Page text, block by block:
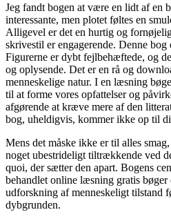
Jeg fandt bogen at være en lidt af en
interessante, men plotet føltes en
Alligevel er det en hurtig og
skrivestil er engagerende. Denne bog
Figurerne er dybt fejlbehæftede, og
og oplysende. Det er en rå og
menneskelige natur. I en læsning
til at forme vores opfattelser og
afgørende at kræve mere af den
bog, uheldigvis, kommer ikke op til
Mens det måske ikke er til alles
noget ubestrideligt tiltrækkende ved
quoi, der sætter den apart. Bogens
behandlet online læsning gratis bøger
udforskning af menneskeligt tilstand
dybgrunden.